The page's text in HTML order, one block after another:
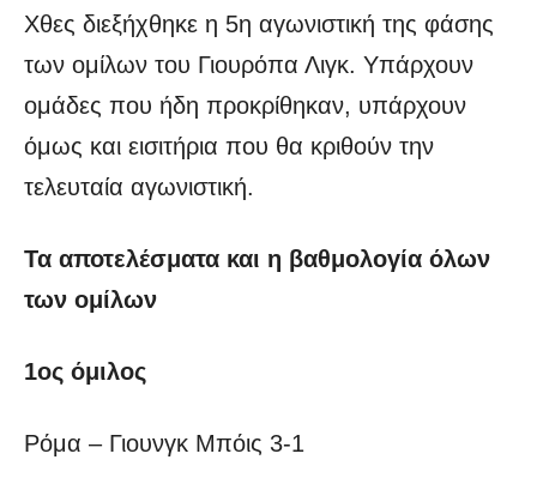
Χθες διεξήχθηκε η 5η αγωνιστική της φάσης
των ομίλων του Γιουρόπα Λιγκ. Υπάρχουν
ομάδες που ήδη προκρίθηκαν, υπάρχουν
όμως και εισιτήρια που θα κριθούν την
τελευταία αγωνιστική.
Τα αποτελέσματα και η βαθμολογία όλων
των ομίλων
1ος όμιλος
Ρόμα – Γιουνγκ Μπόις 3-1